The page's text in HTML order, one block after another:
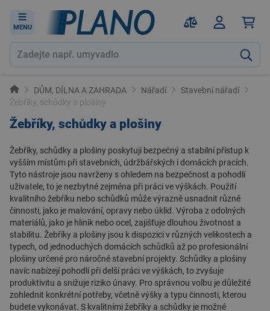
MENU
DŮM, DÍLNA A ZAHRADA Nářadí
Stavební nářadí
Žebříky, schůdky a plošiny
Žebříky, schůdky a plošiny
Žebříky, schůdky a plošiny poskytují bezpečný a stabilní přístup k
vyšším místům při stavebních, údržbářských i domácích pracích.
Tyto nástroje jsou navrženy s ohledem na bezpečnost a pohodlí
uživatele, to je nezbytné zejména při práci ve výškách. Použití
kvalitního žebříku nebo schůdků může výrazně usnadnit různé
činnosti, jako je malování, opravy nebo úklid. Výroba z odolných
materiálů, jako je hliník nebo ocel, zajišťuje dlouhou životnost a
stabilitu. Žebříky a plošiny jsou k dispozici v různých velikostech a
typech, od jednoduchých domácích schůdků až po profesionální
plošiny určené pro náročné stavební projekty. Schůdky a plošiny
navíc nabízejí pohodlí při delší práci ve výškách, to zvyšuje
produktivitu a snižuje riziko únavy. Pro správnou volbu je důležité
zohlednit konkrétní potřeby, včetně výšky a typu činnosti, kterou
budete vykonávat. S kvalitními žebříky a schůdky je možné